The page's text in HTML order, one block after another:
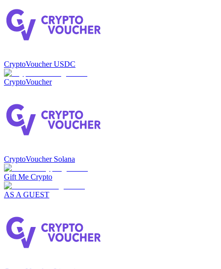
CryptoVoucher USDC
CryptoVoucher
CryptoVoucher Solana
Gift Me Crypto
AS A GUEST